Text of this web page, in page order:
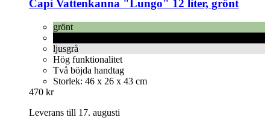
Capi Vattenkanna "Lungo" 12 liter, grönt
grönt
ljusgrå
Hög funktionalitet
Två böjda handtag
Storlek: 46 x 26 x 43 cm
470 kr
Leverans till 17. augusti